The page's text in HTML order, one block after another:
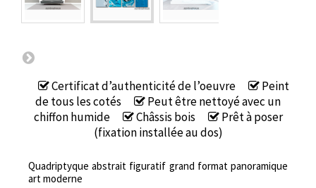
Certificat d’authenticité de l’oeuvre
Peint
de tous les cotés
Peut être nettoyé avec un
chiffon humide
Châssis bois
Prêt à poser
(fixation installée au dos)
Quadriptyque abstrait figuratif grand format panoramique
art moderne